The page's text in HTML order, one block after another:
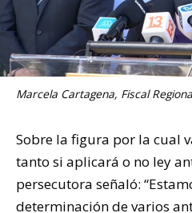
Marcela Cartagena, Fiscal
Sobre la figura por la cual
tanto si aplicará o no ley
persecutora señaló:
determinación de varios